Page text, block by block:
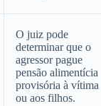
O juiz pode
determinar que o
agressor pague
pensão alimentícia
provisória à vítima
ou aos filhos.